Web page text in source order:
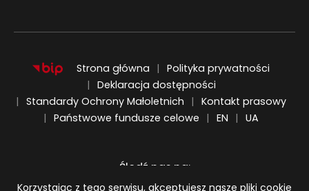
Strona główna
Polityka prywatności
Deklaracja dostępności
Standardy Ochrony Małoletnich
Kontakt prasowy
Państwowe fundusze celowe
EN
ENGLISH
UA
UKRAIŃSKI
Śledź nas na:
Informacja o plikach cookie
Korzystając z tego serwisu, akceptujesz nasze pliki cookie